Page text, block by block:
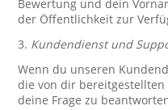
Bewertung und dein
der Öffentlichkeit zur
3. Kundendienst und
Wenn du unseren
die von dir bereitgestellten
deine Frage zu